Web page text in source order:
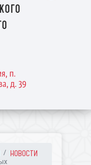
п.
д. 39
НОВОСТИ